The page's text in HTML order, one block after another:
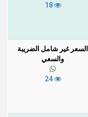
18
السعر غير شامل الضريبة
والسعي
24